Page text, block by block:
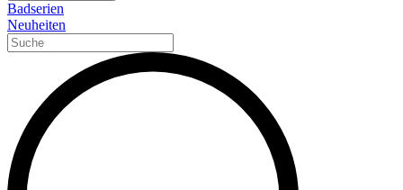
Badserien
Neuheiten